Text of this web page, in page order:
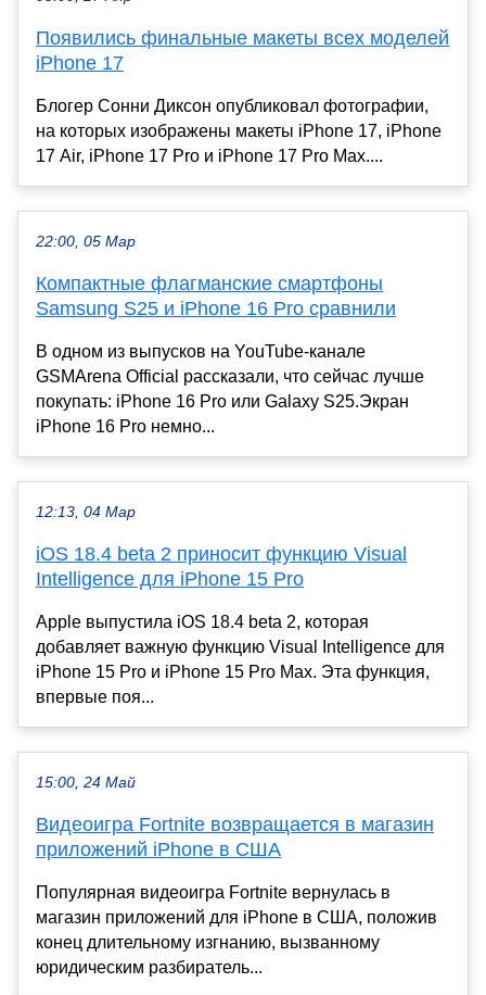
Появились финальные макеты всех моделей
iPhone 17
Блогер Сонни Диксон опубликовал фотографии,
на которых изображены макеты iPhone 17, iPhone
17 Air, iPhone 17 Pro и iPhone 17 Pro Max....
22:00, 05 Мар
Компактные флагманские смартфоны
Samsung S25 и iPhone 16 Pro сравнили
В одном из выпусков на YouTube-канале
GSMArena Official рассказали, что сейчас лучше
покупать: iPhone 16 Pro или Galaxy S25.Экран
iPhone 16 Pro немно...
12:13, 04 Мар
iOS 18.4 beta 2 приносит функцию Visual
Intelligence для iPhone 15 Pro
Apple выпустила iOS 18.4 beta 2, которая
добавляет важную функцию Visual Intelligence для
iPhone 15 Pro и iPhone 15 Pro Max. Эта функция,
впервые поя...
15:00, 24 Май
Видеоигра Fortnite возвращается в магазин
приложений iPhone в США
Популярная видеоигра Fortnite вернулась в
магазин приложений для iPhone в США, положив
конец длительному изгнанию, вызванному
юридическим разбиратель...